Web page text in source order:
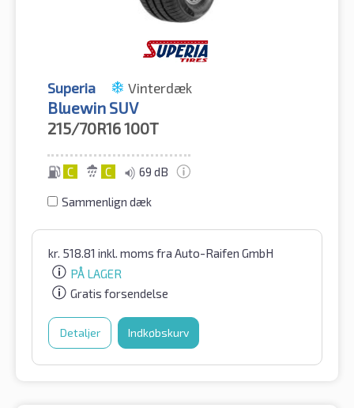
Superia Vinterdæk
Bluewin SUV
215/70R16100T
C C 69 dB
Sammenlign dæk
kr. 518.81 inkl. moms fra Auto-Raifen GmbH
PÅ LAGER
Gratis forsendelse
Detaljer Indkøbskurv